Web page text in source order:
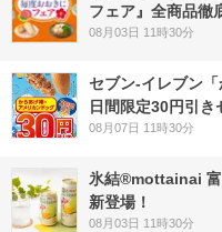
フェア』全商品徹
08月03日 11時30分
セブン‐イレブン
日間限定30円引き
08月07日 11時30分
氷結®mottainai 富
新登場！
08月03日 11時30分